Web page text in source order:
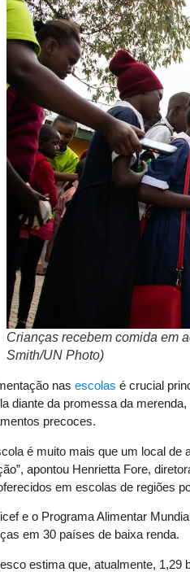
Crianças recebem comida em
Smith/UN Photo)
nas escolas é crucial
diante da promessa da
precoces.
é muito mais que um local
apontou Henrietta Fore,
em escolas de regiões
e o Programa Alimentar
em 30 países de baixa renda.
estima que, atualmente, 1,29